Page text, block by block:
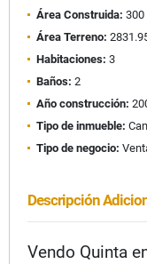
Área Construida: 300
Área Terreno:
Habitaciones: 3
Baños: 2
Año construcción:
Tipo de inmueble:
Tipo de negocio:
Descripción
Vendo Quinta